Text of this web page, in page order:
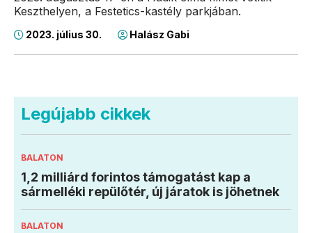
Keszthelyen, a Festetics-kastély parkjában.
2023. július 30. Halász Gabi
Legújabb cikkek
BALATON
1,2 milliárd forintos támogatást kap a
sármelléki repülőtér, új járatok is jöhetnek
BALATON